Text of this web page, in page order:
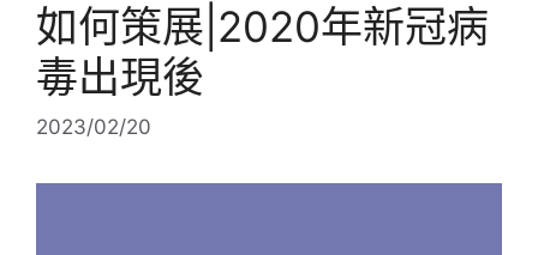
如何策展|2020年新冠病
毒出現後
2023/02/20